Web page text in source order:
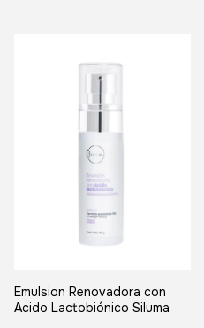
Emulsion Renovadora con
Acido Lactobiónico Siluma